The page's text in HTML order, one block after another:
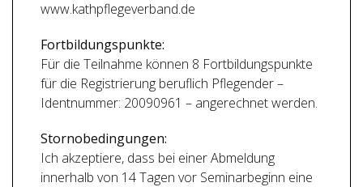
www.kathpflegeverband.de
Fortbildungspunkte:
Für die Teilnahme können 8 Fortbildungspunkte
für die Registrierung beruflich Pflegender –
Identnummer: 20090961 – angerechnet werden.
Stornobedingungen:
Ich akzeptiere, dass bei einer Abmeldung
innerhalb von 14 Tagen vor Seminarbeginn eine